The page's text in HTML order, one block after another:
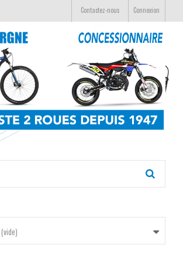
Connexion
Contactez-nous
(vide)